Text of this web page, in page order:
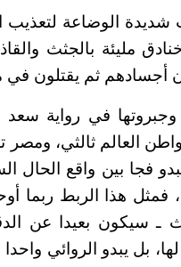
الوضاعة لتعذيب
مليئة بالجثث
أجسادهم ثم يقتلون
في رواية سعد
العالم ثالثي، ومصر
فجا بين واقع
هذا الربط ربما
سيكون بعيدا عن الدقة،
بل يبدو الروائي